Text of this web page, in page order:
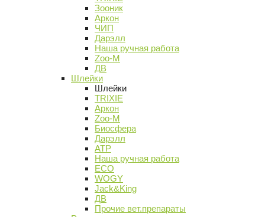
Зооник
Аркон
ЧИП
Дарэлл
Наша ручная работа
Zoo-M
ДВ
Шлейки
Шлейки
TRIXIE
Аркон
Zoo-M
Биосфера
Дарэлл
АТР
Наша ручная работа
ECO
WOGY
Jack&King
ДВ
Прочие вет.препараты